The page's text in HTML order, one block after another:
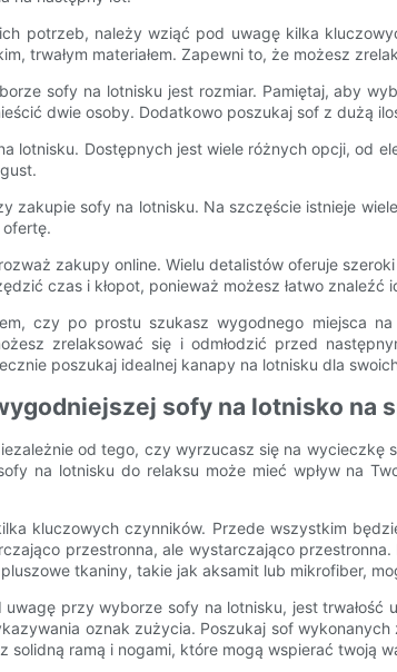
potrzeb, należy wziąć pod uwagę kilka
trwałym materiałem. Zapewni to, że możesz
sofy na lotnisku jest rozmiar. Pamiętaj, aby
dwie osoby. Dodatkowo poszukaj sof z dużą
lotnisku. Dostępnych jest wiele różnych opcji, od
zakupie sofy na lotnisku. Na szczęście istnieje
zakupy online. Wielu detalistów oferuje
czas i kłopot, ponieważ możesz łatwo
czy po prostu szukasz wygodnego miejsca
zrelaksować się i odmłodzić przed
poszukaj idealnej kanapy na lotnisku dla
sofy na lotnisko na
od tego, czy wyrzucasz się na wycieczkę
na lotnisku do relaksu może mieć wpływ na
kluczowych czynników. Przede wszystkim
przestronna, ale wystarczająco
tkaniny, takie jak aksamit lub mikrofiber,
przy wyborze sofy na lotnisku, jest
oznak zużycia. Poszukaj sof
ramą i nogami, które mogą wspierać twoją